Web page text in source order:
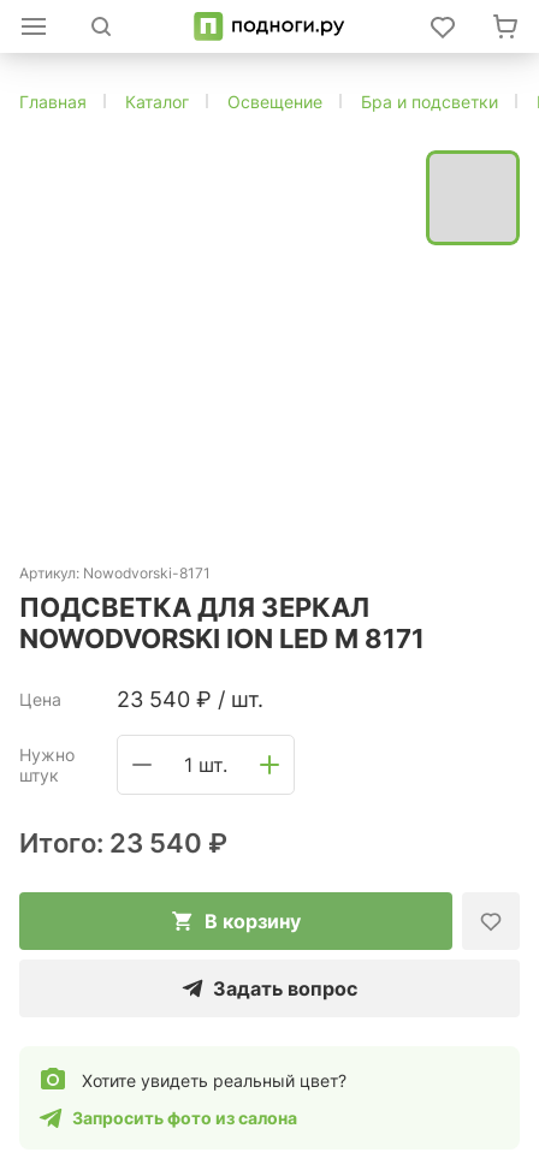
Главная Каталог Освещение Бра и подсветки
Артикул: Nowodvorski-8171
ПОДСВЕТКА ДЛЯ ЗЕРКАЛ
NOWODVORSKI ION LED M 8171
Цена 23 540 ₽ / шт.
Нужно
штук
1 шт.
Итого: 23 540 ₽
В корзину
Задать вопрос
Хотите увидеть реальный цвет?
Запросить фото из салона